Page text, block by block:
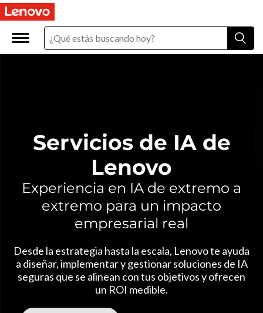
S
Servicios de IA de
Lenovo
Experiencia en IA de extremo a
extremo para un impacto
empresarial real
Desde la estrategia hasta la escala, Lenovo te ayuda
a diseñar, implementar y gestionar soluciones de IA
seguras que se alinean con tus objetivos y ofrecen
un ROI medible.